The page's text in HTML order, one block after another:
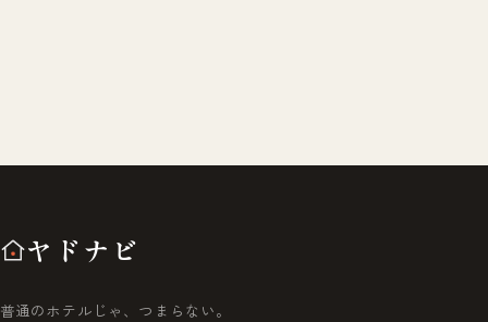
ヤドナビ
普通のホテルじゃ、つまらない。